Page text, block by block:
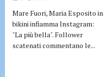
Mare Fuori, Maria Esposito in
bikini infiamma Instagram:
"La più bella". Follower
scatenati commentano le...